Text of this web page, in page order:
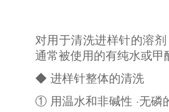
对用于清洗进样针的溶
通常被使用的有纯水或甲
◆ 进样针整体的清洗
① 用温水和非碱性 ·无磷